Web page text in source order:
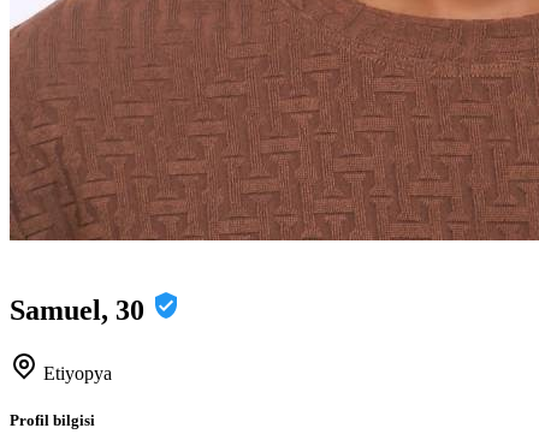
Samuel, 30
Etiyopya
Profil bilgisi